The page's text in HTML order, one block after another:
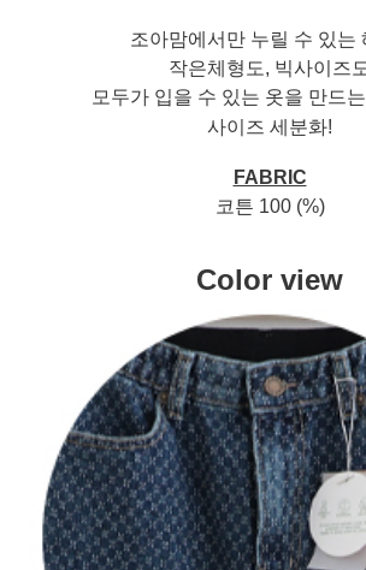
조아맘에서만 누릴 수 있는
작은체형도, 빅사이즈
모두가 입을 수 있는 옷을 만드
사이즈 세분화!
FABRIC
코튼 100 (%)
Color view